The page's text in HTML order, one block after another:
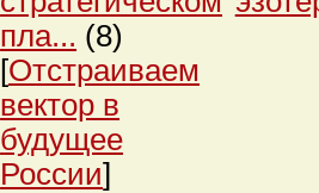
пла... (8)
[Отстраиваем
вектор в
будущее
России]